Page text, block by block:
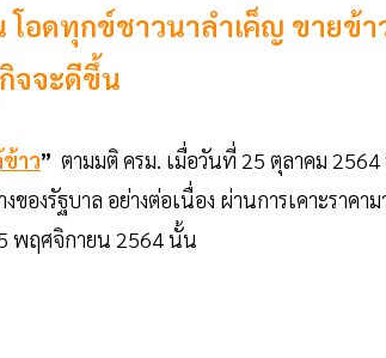
โอดทุกข์ชาวนาลำเค็ญ ขายข้
จจะดีขึ้น
าว” ตามมติ ครม. เมื่อวันที่ 25 ตุลาคม
ของรัฐบาล อย่างต่อเนื่อง ผ่านการเคาะราค
พฤศจิกายน 2564 นั้น